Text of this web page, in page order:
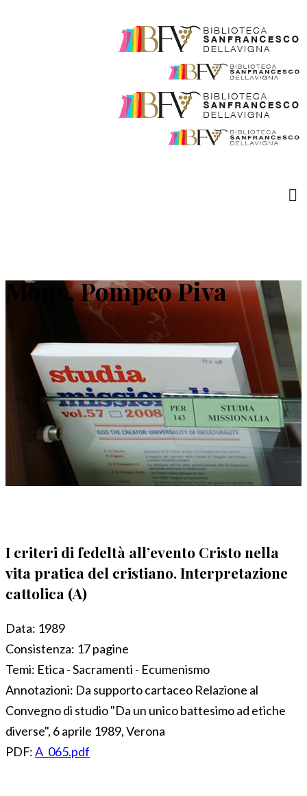
Mons. Pompeo Piva
I criteri di fedeltà all’evento Cristo nella
vita pratica del cristiano. Interpretazione
cattolica (A)
Data: 1989
Consistenza: 17 pagine
Temi: Etica - Sacramenti - Ecumenismo
Annotazioni: Da supporto cartaceo Relazione al
Convegno di studio "Da un unico battesimo ad etiche
diverse", 6 aprile 1989, Verona
PDF:A_065.pdf